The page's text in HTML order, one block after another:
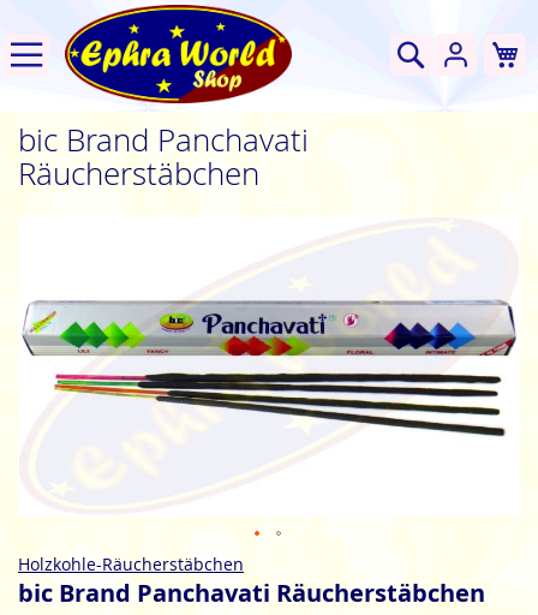
Suche
bic Brand Panchavati
Räucherstäbchen
Bildgalerie
springen
Zum
Anfang
Holzkohle-Räucherstäbchen
bic Brand Panchavati Räucherstäbchen